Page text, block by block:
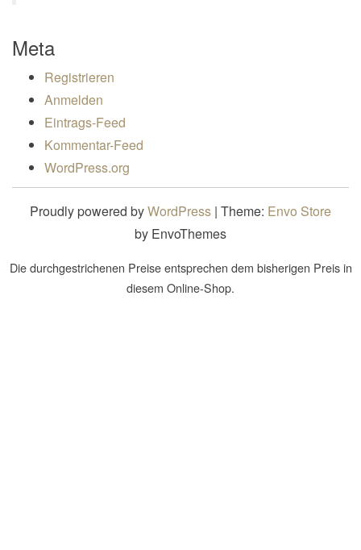
Meta
Registrieren
Anmelden
Eintrags-Feed
Kommentar-Feed
WordPress.org
Proudly powered byWordPress | Theme: Envo Store
by EnvoThemes
Die durchgestrichenen Preise entsprechen dem bisherigen Preis in
diesem Online-Shop.